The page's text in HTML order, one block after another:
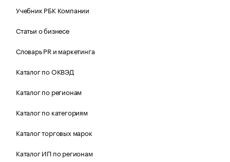
Учебник РБК Компании
Статьи о бизнесе
Словарь PR и маркетинга
Каталог по ОКВЭД
Каталог по регионам
Каталог по категориям
Каталог торговых марок
Каталог ИП по регионам